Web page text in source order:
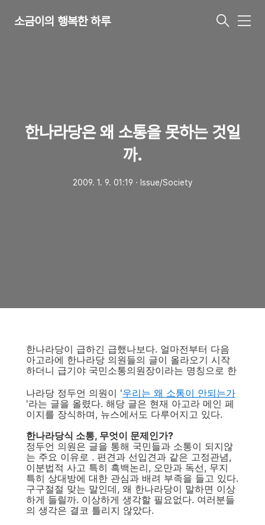
소금이의 행복한 하루
메
한나라당은 왜 소통을 못하는 것일
까.
2009. 1. 9. 01:19 ㆍ Issue/Society
한나라당이 급하긴 급했나보다. 얼마전부터 다음
아고라에 한나라당 의원들의 글이 올라오기 시작
하더니 급기야 국민소통의원장이라는 명칭으로 한
나라당 정두언 의원이 '우리는 왜 소통이 안되는가
'라는 글을 올렸다. 해당 글은 현재 아고라 메인 페
이지를 장식하며, 뉴스에서도 다루어지고 있다.
한나라당식 소통, 무엇이 문제인가?
정두언 의원은 글을 통해 국민들과 소통이 되지않
는 주요 이유로 . 편견과 선입견과 같은 고정관념,
이분법적 사고 특히 흑백논리, 오만과 독선, 무지
특히 상대방에 대한 관심과 배려 부족을 들고 있다.
구구절절 맞는 말인데, 왜 한나라당이 말하면 이상
하게 들릴까. 이상하게 생각할 필요없다. 여러분들
의 생각은 결코 틀리지 않았다.